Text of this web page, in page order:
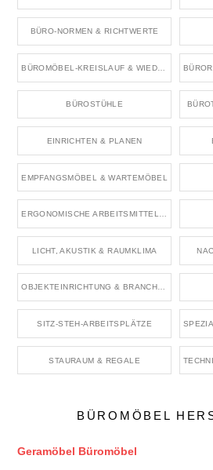
BÜRO-NORMEN & RICHTWERTE
BÜROSTÜHLE
EINRICHTEN & PLANEN
EMPFANGSMÖBEL & WARTEMÖBEL
ERGONOMISCHE ARBEITSMITTEL & ZUBEHÖR
LICHT, AKUSTIK & RAUMKLIMA
OBJEKTEINRICHTUNG & BRANCHENRÄUME
SITZ-STEH-ARBEITSPLÄTZE
STAURAUM & REGALE
BÜROMÖBEL
Geramöbel Büromöbel